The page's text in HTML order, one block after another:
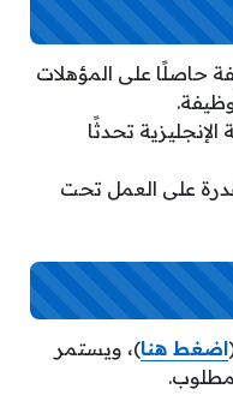
حاصلًا على المؤهلات
تحدثًا
على العمل تحت
اضغط هنا)، ويستمر